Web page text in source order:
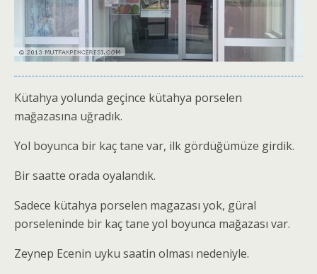
Kütahya yolunda geçince kütahya porselen
mağazasına uğradık.
Yol boyunca bir kaç tane var, ilk gördüğümüze girdik.
Bir saatte orada oyalandık.
Sadece kütahya porselen magazası yok, güral
porseleninde bir kaç tane yol boyunca mağazası var.
Zeynep Ecenin uyku saatin olması nedeniyle.